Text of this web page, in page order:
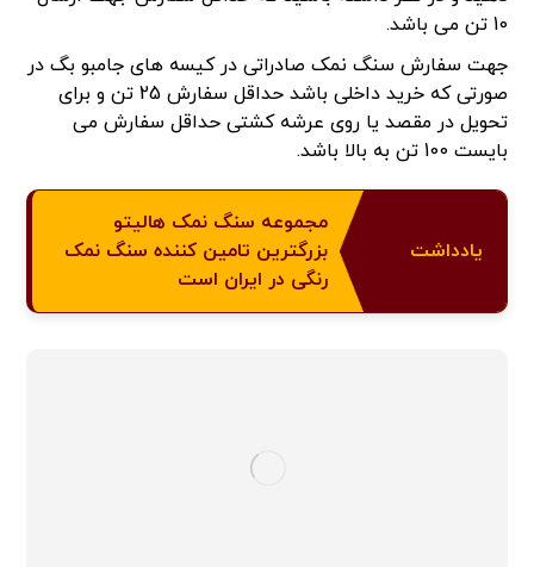
10 تن می باشد.
جهت سفارش سنگ نمک صادراتی در کیسه های جامبو بگ در
صورتی که خرید داخلی باشد حداقل سفارش 25 تن و برای
تحویل در مقصد یا روی عرشه کشتی حداقل سفارش می
بایست 100 تن به بالا باشد.
یادداشت
مجموعه سنگ نمک هالیتو
بزرگترین تامین کننده سنگ نمک
رنگی در ایران است